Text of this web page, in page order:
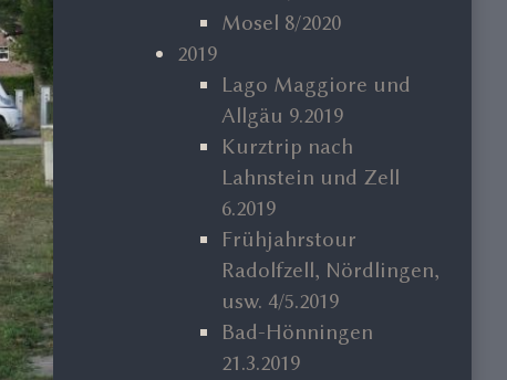
Mosel 8/2020
2019
Lago Maggiore und
Allgäu 9.2019
Kurztrip nach
Lahnstein und Zell
6.2019
Frühjahrstour
Radolfzell, Nördlingen,
usw. 4/5.2019
Bad-Hönningen
21.3.2019